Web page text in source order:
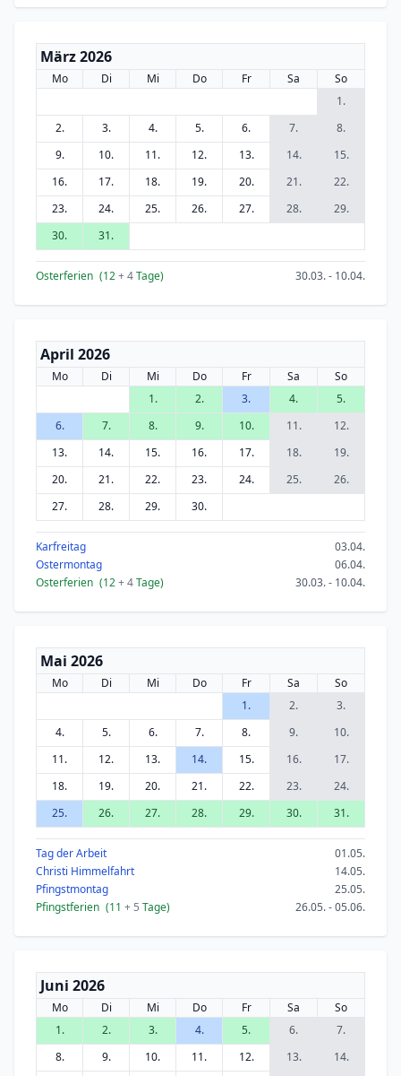
März 2026
Mo Di Mi Do Fr Sa
So
1.
2.
3. 4. 5. 6. 7.
8.
9.
10. 11. 12. 13. 14.
15.
16.
17. 18. 19. 20. 21.
22.
23.
24. 25. 26. 27. 28.
29.
30.
31.
Osterferien (12+ 4Tage) 30.03. - 10.04.
April 2026
Mo Di Mi Do Fr Sa
So
1.
2. 3. 4.
5.
6.
7. 8. 9. 10. 11.
12.
13.
14. 15. 16. 17. 18.
19.
20.
21. 22. 23. 24. 25.
26.
27.
28. 29. 30.
Karfreitag
03.04.
Ostermontag
06.04.
Osterferien (12+ 4Tage) 30.03. - 10.04.
Mai 2026
Mo Di Mi Do Fr Sa
So
1.
2.
3.
4.
5. 6. 7. 8. 9.
10.
11.
12. 13. 14. 15. 16.
17.
18.
19. 20. 21. 22. 23.
24.
25.
26. 27. 28. 29. 30. 31.
Tag der Arbeit
01.05.
Christi Himmelfahrt
14.05.
Pfingstmontag
25.05.
Pfingstferien (11 + 5 Tage) 26.05. - 05.06.
Juni 2026
Mo Di Mi Do Fr Sa
So
1.
2. 3. 4. 5. 6.
7.
8.
9. 10. 11. 12. 13. 14.